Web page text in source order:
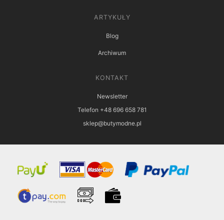
ARTYKUŁY
Blog
Archiwum
KONTAKT
Newsletter
Telefon +48 696 658 781
sklep@butymodne.pl